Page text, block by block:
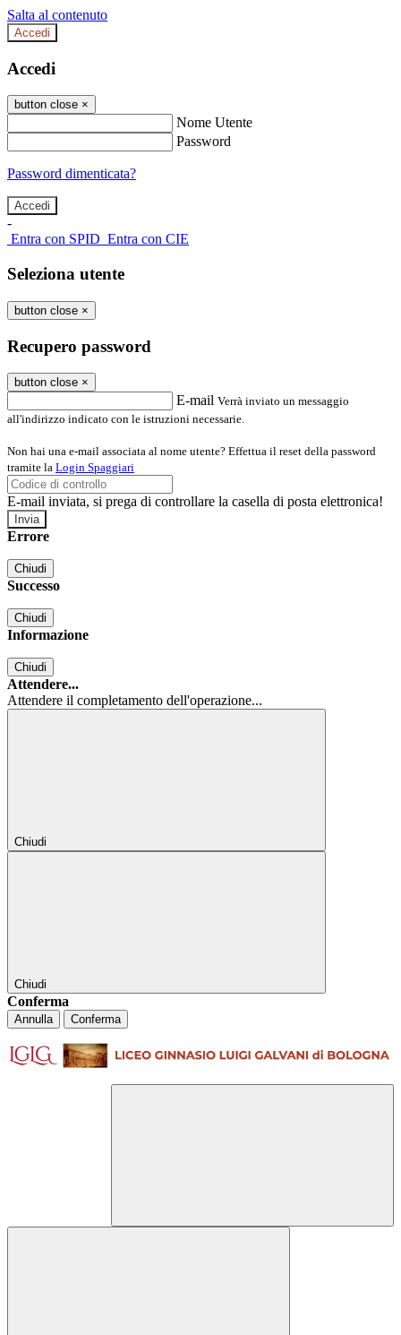
Salta al contenuto
Accedi
Accedi
button close ×
Nome Utente
Password
Password dimenticata?
-
Entra con SPID Entra con CIE
Seleziona utente
button close ×
Recupero password
button close ×
E-mail Verrà inviato un messaggio
all'indirizzo indicato con le istruzioni necessarie.
Non hai una e-mail associata al nome utente? Effettua il reset della password
tramite la Login Spaggiari
E-mail inviata, si prega di controllare la casella di posta elettronica!
Errore
Chiudi
Successo
Chiudi
Informazione
Chiudi
Attendere...
Attendere il completamento dell'operazione...
Chiudi
Chiudi
Conferma
Annulla Conferma